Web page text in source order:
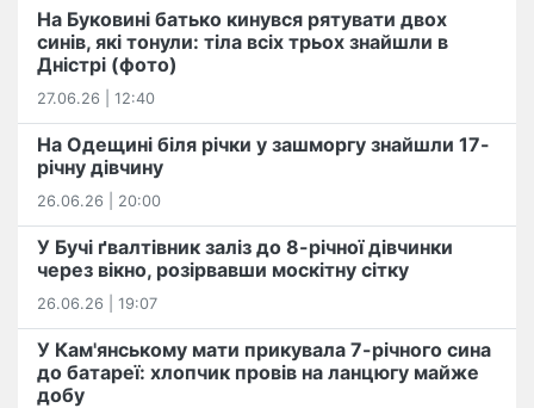
На Буковині батько кинувся рятувати двох
синів, які тонули: тіла всіх трьох знайшли в
Дністрі (фото)
27.06.26 | 12:40
На Одещині біля річки у зашморгу знайшли 17-
річну дівчину
26.06.26 | 20:00
У Бучі ґвалтівник заліз до 8-річної дівчинки
через вікно, розірвавши москітну сітку
26.06.26 | 19:07
У Кам'янському мати прикувала 7-річного сина
до батареї: хлопчик провів на ланцюгу майже
добу